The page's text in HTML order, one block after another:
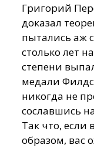
Григорий
доказал
пытались аж
столько лет
степени
медали
никогда не
сославшись
Так что,
образом, вас